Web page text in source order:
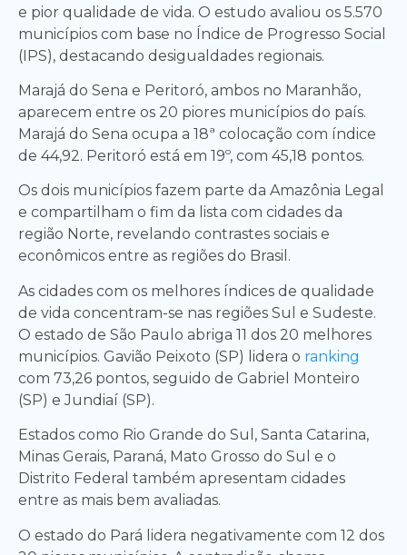
e pior qualidade de vida. O estudo avaliou os 5.570
municípios com base no Índice de Progresso Social
(IPS), destacando desigualdades regionais.
Marajá do Sena e Peritoró, ambos no Maranhão,
aparecem entre os 20 piores municípios do país.
Marajá do Sena ocupa a 18ª colocação com índice
de 44,92. Peritoró está em 19º, com 45,18 pontos.
Os dois municípios fazem parte da Amazônia Legal
e compartilham o fim da lista com cidades da
região Norte, revelando contrastes sociais e
econômicos entre as regiões do Brasil.
As cidades com os melhores índices de qualidade
de vida concentram-se nas regiões Sul e Sudeste.
O estado de São Paulo abriga 11 dos 20 melhores
municípios. Gavião Peixoto (SP) lidera o ranking
com 73,26 pontos, seguido de Gabriel Monteiro
(SP) e Jundiaí (SP).
Estados como Rio Grande do Sul, Santa Catarina,
Minas Gerais, Paraná, Mato Grosso do Sul e o
Distrito Federal também apresentam cidades
entre as mais bem avaliadas.
O estado do Pará lidera negativamente com 12 dos